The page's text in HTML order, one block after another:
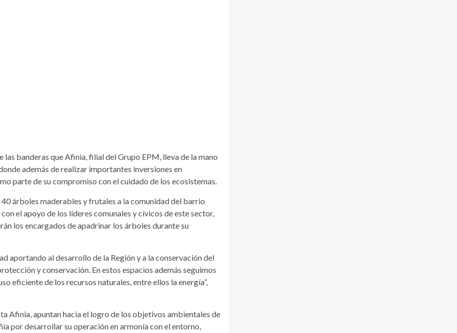
banderas que Afinia, filial del Grupo EPM, lleva de la mano
además de realizar importantes inversiones en
parte de su compromiso con el cuidado de los ecosistemas.
árboles maderables y frutales a la comunidad del barrio
el apoyo de los líderes comunales y cívicos de este sector,
los encargados de apadrinar los árboles durante su
aportando al desarrollo de la Región y a la conservación del
y conservación. En estos espacios además seguimos
eficiente de los recursos naturales, entre ellos la energía”,
Afinia, apuntan hacia el logro de los objetivos ambientales de
por desarrollar su operación en armonía con el entorno,